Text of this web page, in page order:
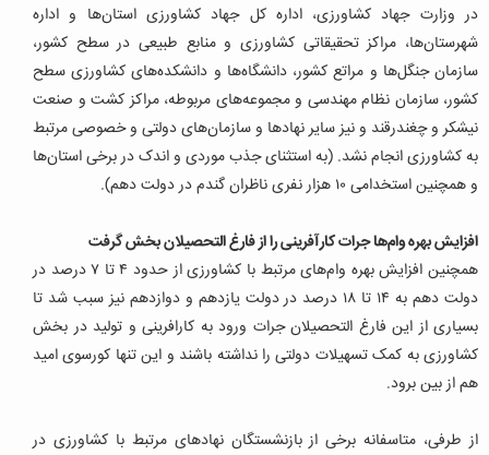
در وزارت جهاد کشاورزی، اداره کل جهاد کشاورزی استان‌ها و اداره
شهرستان‌ها، مراکز تحقیقاتی کشاورزی و منابع طبیعی در سطح کشور،
سازمان جنگل‌ها و مراتع کشور، دانشگاه‌ها و دانشکده‌های کشاورزی سطح
کشور، سازمان نظام مهندسی و مجموعه‌های مربوطه، مراکز کشت و صنعت
نیشکر و چغندرقند و نیز سایر نهادها و سازمان‌های دولتی و خصوصی مرتبط
به کشاورزی انجام نشد. (به استثنای جذب موردی و اندک در برخی استان‌ها
و همچنین استخدامی ۱۰ هزار نفری ناظران گندم در دولت دهم).
افزایش بهره وام‌ها جرات کارآفرینی را از فارغ التحصیلان بخش گرفت
همچنین افزایش بهره وام‌های مرتبط با کشاورزی از حدود ۴ تا ۷ درصد در
دولت دهم به ۱۴ تا ۱۸ درصد در دولت یازدهم و دوازدهم نیز سبب شد تا
بسیاری از این فارغ التحصیلان جرات ورود به کارافرینی و تولید در بخش
کشاورزی به کمک تسهیلات دولتی را نداشته باشند و این تنها کورسوی امید
هم از بین برود.
از طرفی، متاسفانه برخی از بازنشستگان نهادهای مرتبط با کشاورزی در